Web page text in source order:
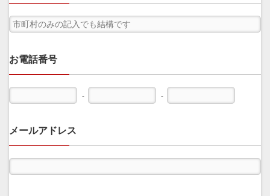
お電話番号
- -
メールアドレス